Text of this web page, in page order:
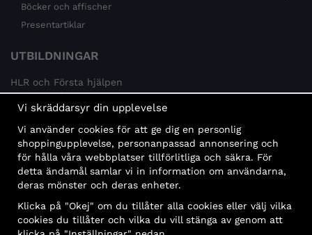
Böcker och affischer
Presentartiklar
UTBILDNINGAR
HLR och Första hjälpen
Psykisk hälsa
Brandskydd
MÅLGRUPPER
Offentlig sektor och företag
Privatpersoner
Vi skräddarsyr din upplevelse
Vi använder cookies för att ge dig en personlig
shoppingupplevelse, personanpassad annonsering och
för hålla våra webbplatser tillförlitliga och säkra. För
detta ändamål samlar vi in information om användarna,
deras mönster och deras enheter.
Klicka på "Okej" om du tillåter alla cookies eller välj vilka
cookies du tillåter och vilka du vill stänga av genom att